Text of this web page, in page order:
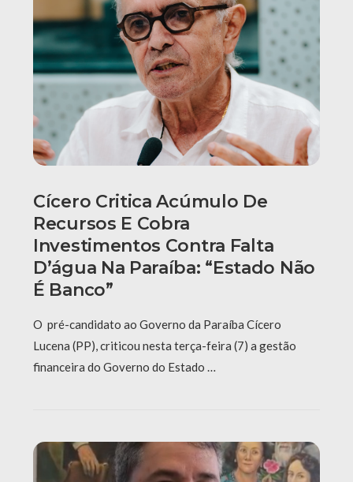
Cícero Critica Acúmulo De
Recursos E Cobra
Investimentos Contra Falta
D’água Na Paraíba: “Estado Não
É Banco”
O pré-candidato ao Governo da Paraíba Cícero
Lucena (PP), criticou nesta terça-feira (7) a gestão
financeira do Governo do Estado …